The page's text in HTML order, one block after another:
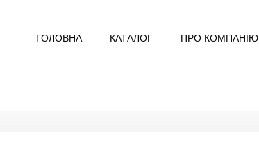
ГОЛОВНА КАТАЛОГ ПРО КОМПАНІЮ